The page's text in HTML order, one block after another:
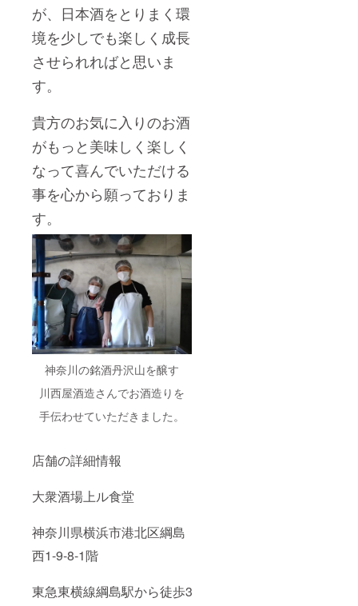
が、日本酒をとりまく環
境を少しでも楽しく成長
させられればと思いま
す。
貴方のお気に入りのお酒
がもっと美味しく楽しく
なって喜んでいただける
事を心から願っておりま
す。
神奈川の銘酒丹沢山を醸す
川西屋酒造さんでお酒造りを
手伝わせていただきました。
店舗の詳細情報
大衆酒場上ル食堂
神奈川県横浜市港北区綱島
西1-9-8-1階
東急東横線綱島駅から徒歩3